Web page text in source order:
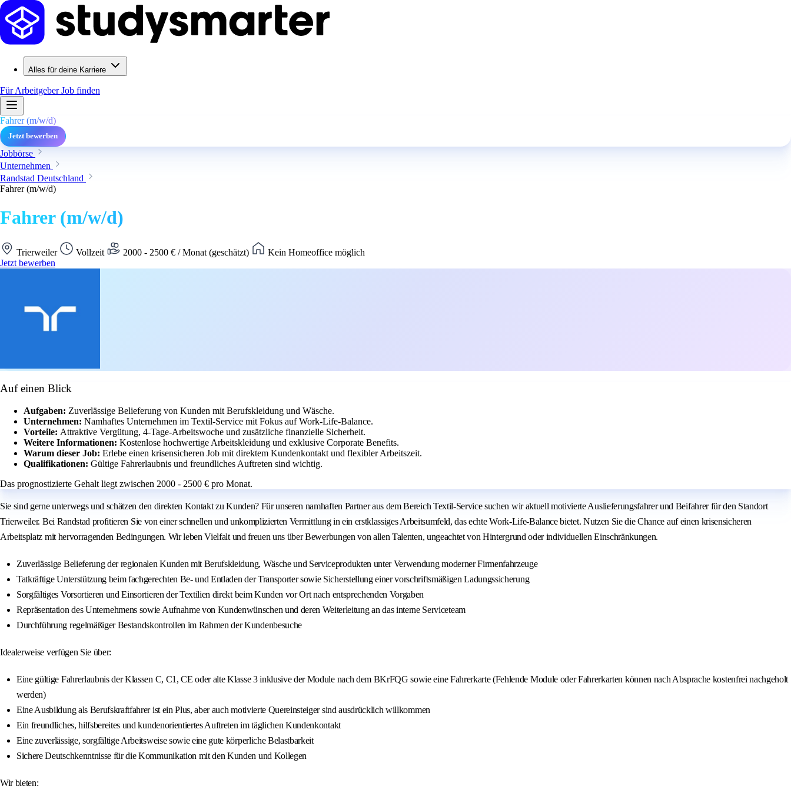
Alles für deine Karriere
Für ArbeitgeberJob finden
Fahrer (m/w/d)
Jetzt bewerben
Jobbörse
Unternehmen
Randstad Deutschland
Fahrer (m/w/d)
Fahrer (m/w/d)
Trierweiler Vollzeit 2000 - 2500 € / Monat (geschätzt)
Kein Homeoffice möglich
Jetzt bewerben
Auf einen Blick
Aufgaben: Zuverlässige Belieferung von Kunden mit Berufskleidung und Wäsche.
Unternehmen: Namhaftes Unternehmen im Textil-Service mit Fokus auf Work-Life-Balance.
Vorteile: Attraktive Vergütung, 4-Tage-Arbeitswoche und zusätzliche finanzielle Sicherheit.
Weitere Informationen: Kostenlose hochwertige Arbeitskleidung und exklusive Corporate Benefits.
Warum dieser Job: Erlebe einen krisensicheren Job mit direktem Kundenkontakt und flexibler Arbeitszeit.
Qualifikationen: Gültige Fahrerlaubnis und freundliches Auftreten sind wichtig.
Das prognostizierte Gehalt liegt zwischen 2000 - 2500 € pro Monat.
Sie sind gerne unterwegs und schätzen den direkten Kontakt zu Kunden? Für unseren namhaften Partner aus dem Bereich Textil-Service suchen wir aktuell motivierte Auslieferungsfahrer und Beifahrer für den Standort
Trierweiler. Bei Randstad profitieren Sie von einer schnellen und unkomplizierten Vermittlung in ein erstklassiges Arbeitsumfeld, das echte Work-Life-Balance bietet. Nutzen Sie die Chance auf einen krisensicheren
Arbeitsplatz mit hervorragenden Bedingungen. Wir leben Vielfalt und freuen uns über Bewerbungen von allen Talenten, ungeachtet von Hintergrund oder individuellen Einschränkungen.
Zuverlässige Belieferung der regionalen Kunden mit Berufskleidung, Wäsche und Serviceprodukten unter Verwendung moderner Firmenfahrzeuge
Tatkräftige Unterstützung beim fachgerechten Be- und Entladen der Transporter sowie Sicherstellung einer vorschriftsmäßigen Ladungssicherung
Sorgfältiges Vorsortieren und Einsortieren der Textilien direkt beim Kunden vor Ort nach entsprechenden Vorgaben
Repräsentation des Unternehmens sowie Aufnahme von Kundenwünschen und deren Weiterleitung an das interne Serviceteam
Durchführung regelmäßiger Bestandskontrollen im Rahmen der Kundenbesuche
Idealerweise verfügen Sie über:
Eine gültige Fahrerlaubnis der Klassen C, C1, CE oder alte Klasse 3 inklusive der Module nach dem BKrFQG sowie eine Fahrerkarte (Fehlende Module oder Fahrerkarten können nach Absprache kostenfrei nachgeholt
werden)
Eine Ausbildung als Berufskraftfahrer ist ein Plus, aber auch motivierte Quereinsteiger sind ausdrücklich willkommen
Ein freundliches, hilfsbereites und kundenorientiertes Auftreten im täglichen Kundenkontakt
Eine zuverlässige, sorgfältige Arbeitsweise sowie eine gute körperliche Belastbarkeit
Sichere Deutschkenntnisse für die Kommunikation mit den Kunden und Kollegen
Wir bieten: